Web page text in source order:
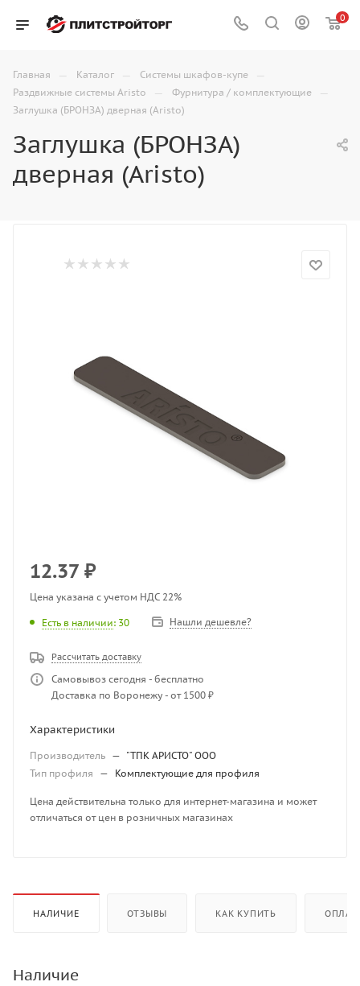
0
Главная — Каталог — Системы шкафов-купе —
Раздвижные системы Aristo — Фурнитура / комплектующие —
Заглушка (БРОНЗА) дверная (Aristo)
Заглушка (БРОНЗА)
дверная (Aristo)
12.37 ₽
Цена указана с учетом НДС 22%
Есть в наличии: 30 Нашли дешевле?
Рассчитать доставку
Самовывоз сегодня - бесплатно
Доставка по Воронежу - от 1500 ₽
Характеристики
Производитель — "ТПК АРИСТО" ООО
Тип профиля
— Комплектующие для профиля
Цена действительна только для интернет-магазина и может
отличаться от цен в розничных магазинах
НАЛИЧИЕ ОТЗЫВЫ КАК КУПИТЬ
Наличие